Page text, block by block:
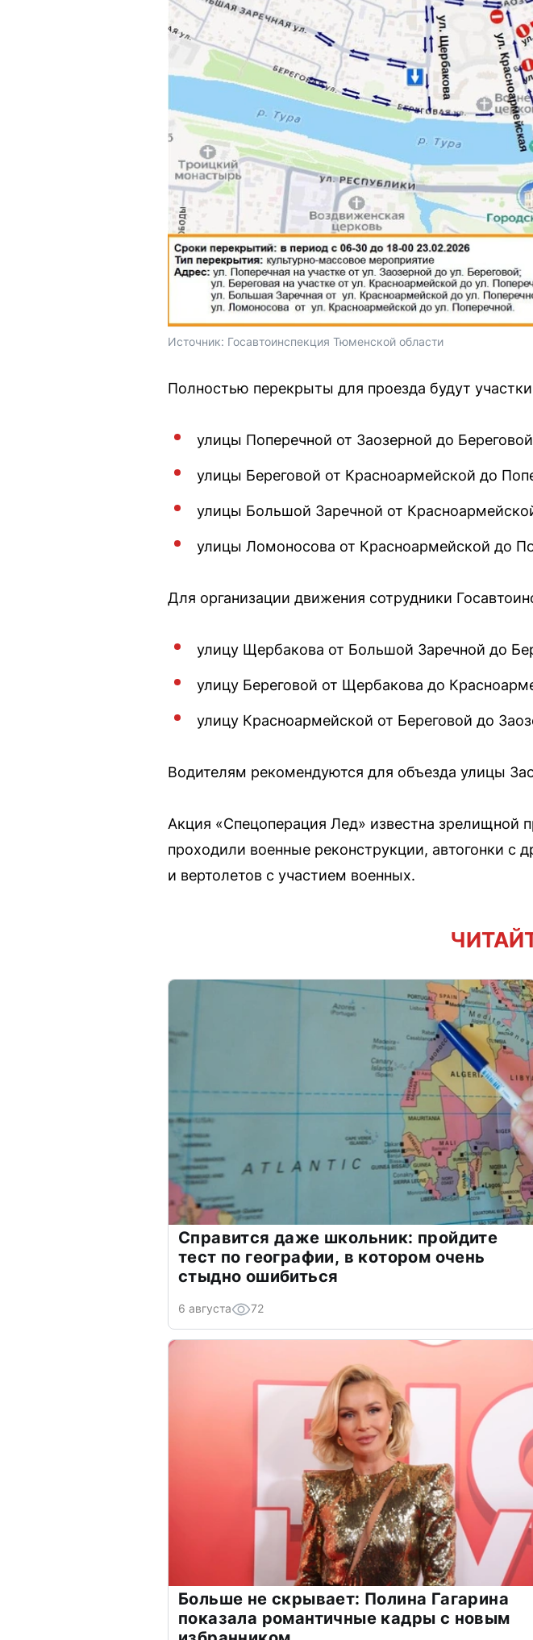
Источник: Госавтоинспекция Тюменской области
Полностью перекрыты для проезда будут
улицы Поперечной от Заозерной до
улицы Береговой от Красноармейской до
улицы Большой Заречной от
улицы Ломоносова от Красноармейской до
Для организации движения сотрудники
улицу Щербакова от Большой Заречной до
улицу Береговой от Щербакова до
улицу Красноармейской от Береговой до
Водителям рекомендуются для объезда улицы
Акция «Спецоперация Лед» известна
проходили военные реконструкции, автогонки с
и вертолетов с участием военных.
Справится даже школьник: пройдите
тест по географии, в котором очень
стыдно ошибиться
6 августа 72
Больше не скрывает: Полина Гагарина
показала романтичные кадры с новым